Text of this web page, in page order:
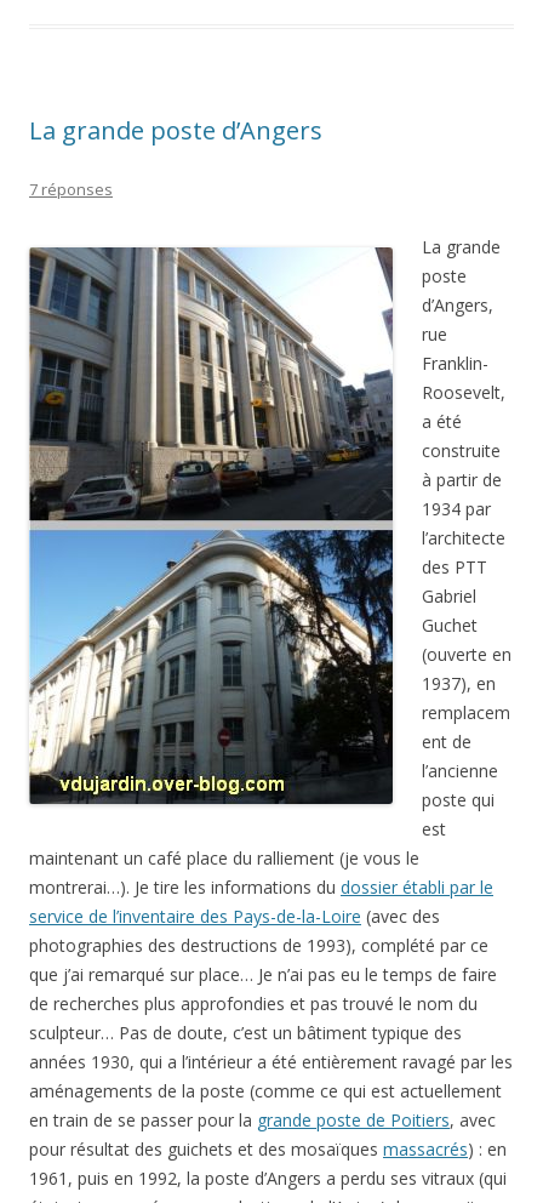
La grande poste d’Angers
7 réponses
La grande
poste
d’Angers,
rue
Franklin-
Roosevelt,
a été
construite
à partir de
1934 par
l’architecte
des PTT
Gabriel
Guchet
(ouverte en
1937), en
remplacem
ent de
l’ancienne
poste qui
est
maintenant un café place du ralliement (je vous le
montrerai…). Je tire les informations du dossier établi par le
service de l’inventaire des Pays-de-la-Loire (avec des
photographies des destructions de 1993), complété par ce
que j’ai remarqué sur place… Je n’ai pas eu le temps de faire
de recherches plus approfondies et pas trouvé le nom du
sculpteur… Pas de doute, c’est un bâtiment typique des
années 1930, qui a l’intérieur a été entièrement ravagé par les
aménagements de la poste (comme ce qui est actuellement
en train de se passer pour la grande poste de Poitiers, avec
pour résultat des guichets et des mosaïques massacrés) : en
1961, puis en 1992, la poste d’Angers a perdu ses vitraux (qui